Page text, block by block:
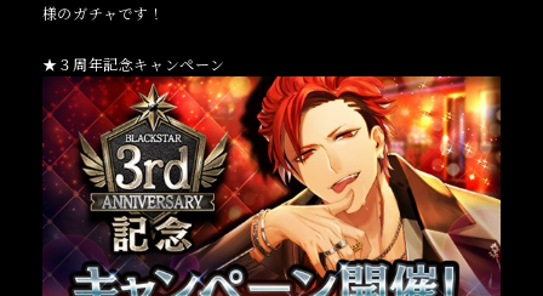
様のガチャです！
★３周年記念キャンペーン